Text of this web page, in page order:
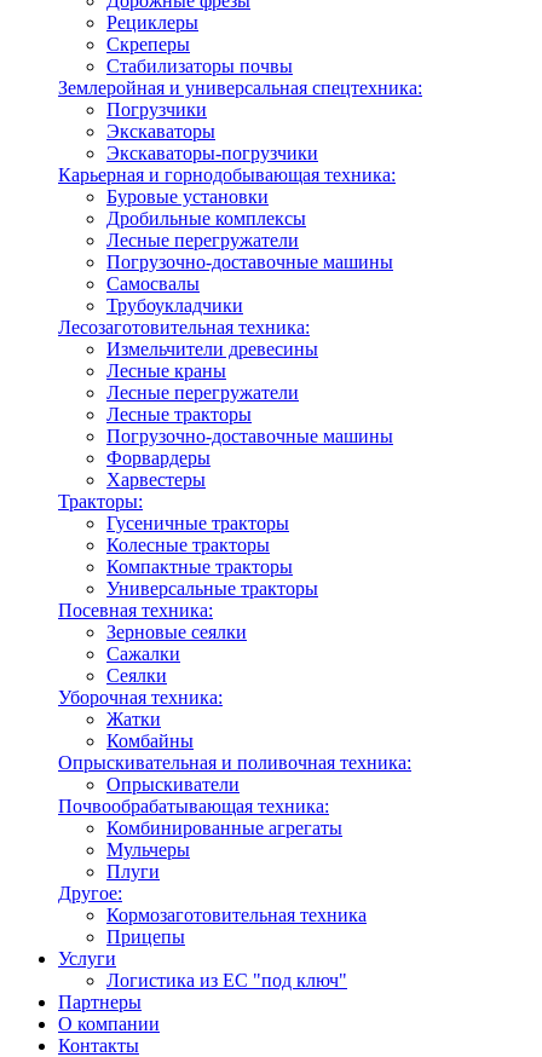
Рециклеры
Скреперы
Стабилизаторы почвы
Землеройная и универсальная спецтехника:
Погрузчики
Экскаваторы
Экскаваторы-погрузчики
Карьерная и горнодобывающая техника:
Буровые установки
Дробильные комплексы
Лесные перегружатели
Погрузочно-доставочные машины
Самосвалы
Трубоукладчики
Лесозаготовительная техника:
Измельчители древесины
Лесные краны
Лесные перегружатели
Лесные тракторы
Погрузочно-доставочные машины
Форвардеры
Харвестеры
Тракторы:
Гусеничные тракторы
Колесные тракторы
Компактные тракторы
Универсальные тракторы
Посевная техника:
Зерновые сеялки
Сажалки
Сеялки
Уборочная техника:
Жатки
Комбайны
Опрыскивательная и поливочная техника:
Опрыскиватели
Почвообрабатывающая техника:
Комбинированные агрегаты
Мульчеры
Плуги
Другое:
Кормозаготовительная техника
Прицепы
Услуги
Логистика из ЕС "под ключ"
Партнеры
О компании
Контакты